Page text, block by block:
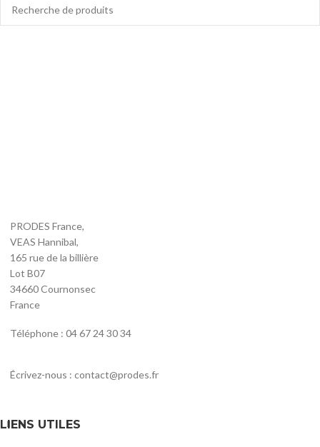
PRODES France,
VEAS Hannibal,
165 rue de la billière
Lot B07
34660 Cournonsec
France
Téléphone : 04 67 24 30 34
Écrivez-nous : contact@prodes.fr
LIENS UTILES